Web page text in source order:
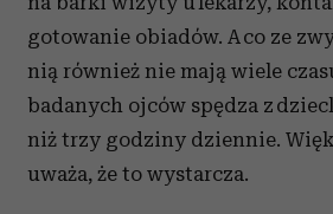
gotowanie obiadów. A co ze
nią również nie mają wiele
badanych ojców spędza z
niż trzy godziny dziennie.
uważa, że to wystarcza.